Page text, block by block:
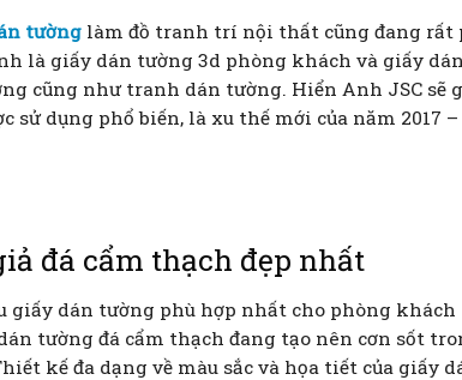
tường làm đồ tranh trí nội thất cũng đang rất
là giấy dán tường 3d phòng khách và giấy
cũng như tranh dán tường. Hiển Anh JSC sẽ
dụng phổ biến, là xu thế mới của năm 2017 –
đá cẩm thạch đẹp nhất
giấy dán tường phù hợp nhất cho phòng
tường đá cẩm thạch đang tạo nên cơn sốt
kế đa dạng về màu sắc và họa tiết của giấy